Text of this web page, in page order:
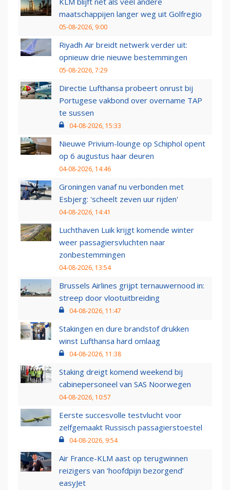
maatschappijen langer weg uit Golfregio
05-08-2026, 9:00
Riyadh Air breidt netwerk verder uit:
opnieuw drie nieuwe bestemmingen
05-08-2026, 7:29
Directie Lufthansa probeert onrust bij
Portugese vakbond over overname TAP
te sussen
04-08-2026, 15:33
Nieuwe Privium-lounge op Schiphol opent
op 6 augustus haar deuren
04-08-2026, 14:46
Groningen vanaf nu verbonden met
Esbjerg: 'scheelt zeven uur rijden'
04-08-2026, 14:41
Luchthaven Luik krijgt komende winter
weer passagiersvluchten naar
zonbestemmingen
04-08-2026, 13:54
Brussels Airlines grijpt ternauwernood in:
streep door vlootuitbreiding
04-08-2026, 11:47
Stakingen en dure brandstof drukken
winst Lufthansa hard omlaag
04-08-2026, 11:38
Staking dreigt komend weekend bij
cabinepersoneel van SAS Noorwegen
04-08-2026, 10:57
Eerste succesvolle testvlucht voor
zelfgemaakt Russisch passagierstoestel
04-08-2026, 9:54
Air France-KLM aast op terugwinnen
reizigers van ‘hoofdpijn bezorgend’
easyJet